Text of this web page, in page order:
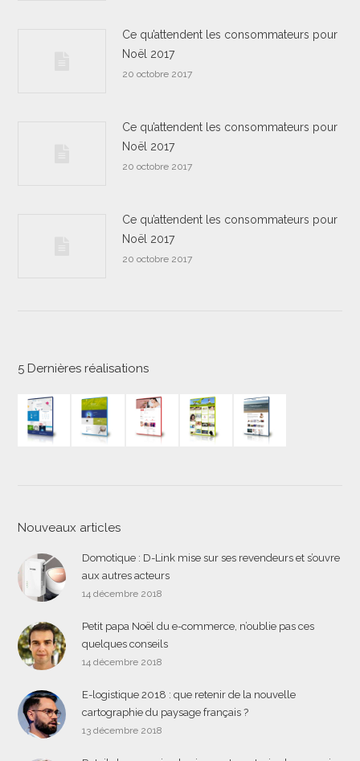
Ce qu’attendent les consommateurs pour
Noël 2017
20 octobre 2017
Ce qu’attendent les consommateurs pour
Noël 2017
20 octobre 2017
Ce qu’attendent les consommateurs pour
Noël 2017
20 octobre 2017
5 Dernières réalisations
Nouveaux articles
Domotique : D-Link mise sur ses revendeurs et s’ouvre
aux autres acteurs
14 décembre 2018
Petit papa Noël du e-commerce, n’oublie pas ces
quelques conseils
14 décembre 2018
E-logistique 2018 : que retenir de la nouvelle
cartographie du paysage français ?
13 décembre 2018